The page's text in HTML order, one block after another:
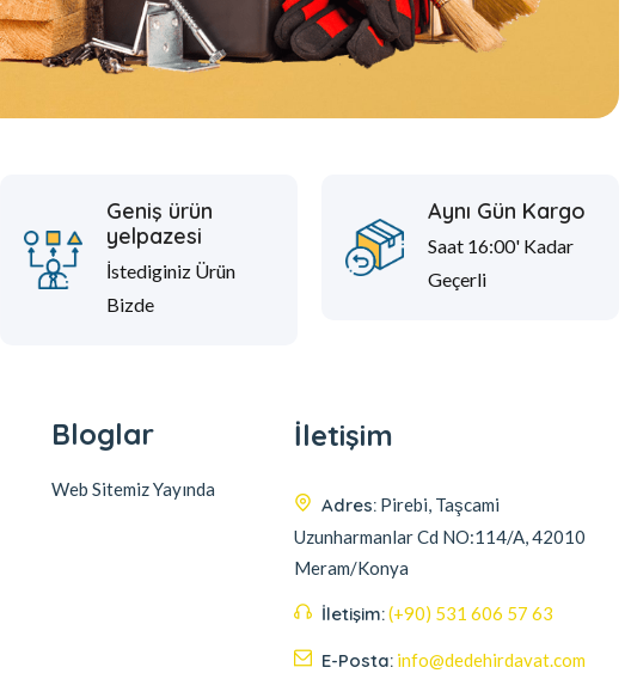
Geniş ürün
yelpazesi
İstediginiz Ürün
Bizde
Aynı Gün Kargo
Saat 16:00' Kadar
Geçerli
Bloglar
Web Sitemiz Yayında
İletişim
Adres: Pirebi, Taşcami
Uzunharmanlar Cd NO:114/A, 42010
Meram/Konya
İletişim:(+90) 531 606 57 63
E-Posta: info@dedehirdavat.com